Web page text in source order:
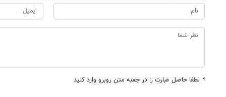
* لطفا حاصل عبارت را در جعبه متن روبرو وارد کنید